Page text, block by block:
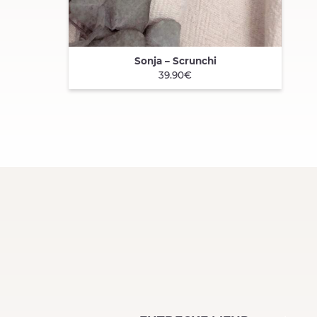
QUICK VIEWSonja – Scrunchi
39.90€